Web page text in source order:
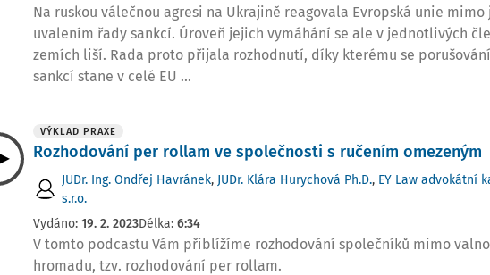
Na ruskou válečnou agresi na Ukrajině reagovala Evropská unie mimo
uvalením řady sankcí. Úroveň jejich vymáhání se ale v jednotlivých
zemích liší. Rada proto přijala rozhodnutí, díky kterému se
sankcí stane v celé EU ...
VÝKLAD PRAXE
Rozhodování per rollam ve společnosti s ručením omezeným
JUDr. Ing. Ondřej Havránek, JUDr. Klára Hurychová Ph.D., EY Law advokátní
s.r.o.
Vydáno: 19. 2. 2023Délka: 6:34
V tomto podcastu Vám přiblížíme rozhodování společníků mimo
hromadu, tzv. rozhodování per rollam.